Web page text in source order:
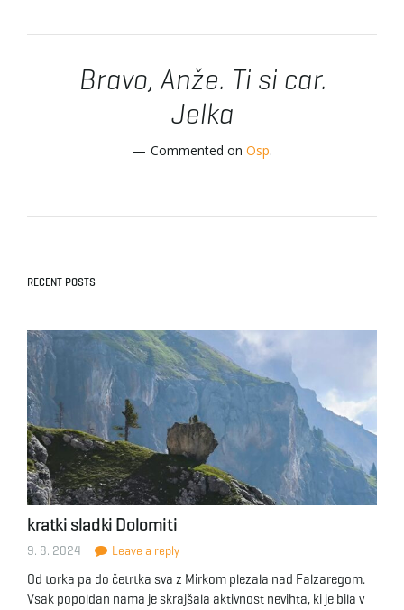
Bravo, Anže. Ti si car.
Jelka
Commented on Osp.
RECENT POSTS
kratki sladki Dolomiti
9. 8. 2024 Leave a reply
Od torka pa do četrtka sva z Mirkom plezala nad Falzaregom.
Vsak popoldan nama je skrajšala aktivnost nevihta, ki je bila v